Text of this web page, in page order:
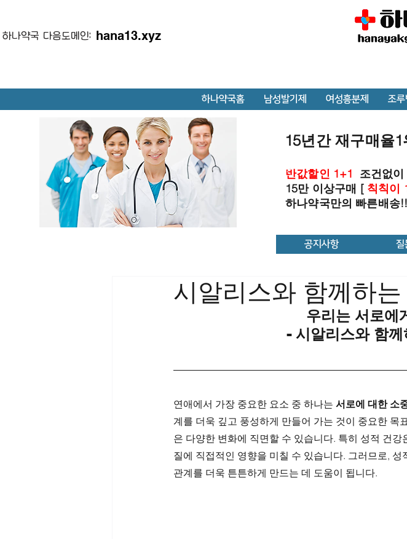
하나약국 다음도메인: hana13.xyz
하나약국홈 남성발기제 여성흥분제 조루
15년간 재구매율
반값할인 1+1 조건없이
15만 이상구매 [ 칙칙이
하나약국만의 빠른배송
공지사항 질
시알리스와 함께하
우리는 서로에
- 시알리스와 함
연애에서 가장 중요한 요소 중 하나는 서로에 대한 소
계를 더욱 깊고 풍성하게 만들어 가는 것이 중요한
은 다양한 변화에 직면할 수 있습니다. 특히 성적 건
질에 직접적인 영향을 미칠 수 있습니다. 그러므로,
관계를 더욱 튼튼하게 만드는 데 도움이 됩니다.